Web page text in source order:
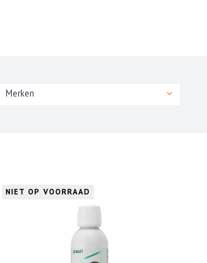
Merken
NIET OP VOORRAAD